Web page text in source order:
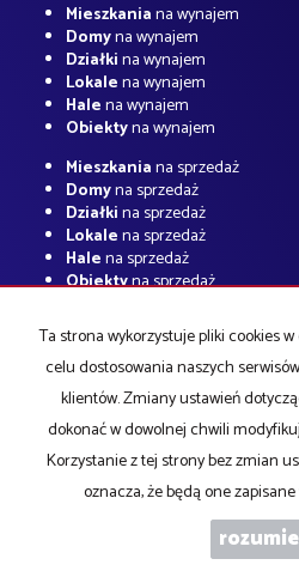
Mieszkaniana wynajem
Domyna wynajem
Działkina wynajem
Lokalena wynajem
Halena wynajem
Obiektyna wynajem
Mieszkaniana sprzedaż
Domyna sprzedaż
Działkina sprzedaż
Lokalena sprzedaż
Halena sprzedaż
Obiektyna sprzedaż
Strona główna O firmie notatnik Kup
ABC Nieruchomości Piła 2026
Galactica Virgo
Ta strona wykorzystuje pliki cookies
celu dostosowania naszych
klientów. Zmiany ustawień
dokonać w dowolnej chwili
Korzystanie z tej strony bez zmian
oznacza, że będą one